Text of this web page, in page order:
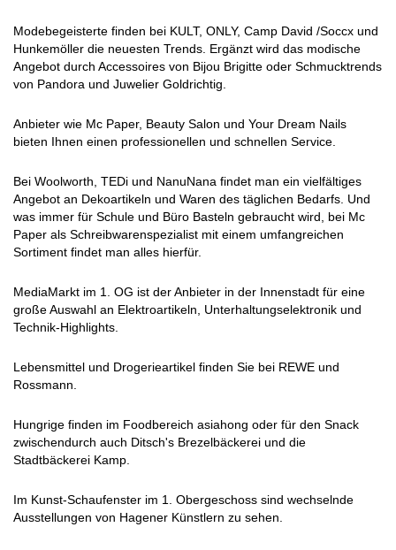
Modebegeisterte finden bei KULT, ONLY, Camp David /Soccx und
Hunkemöller die neuesten Trends. Ergänzt wird das modische
Angebot durch Accessoires von Bijou Brigitte oder Schmucktrends
von Pandora und Juwelier Goldrichtig.
Anbieter wie Mc Paper, Beauty Salon und Your Dream Nails
bieten Ihnen einen professionellen und schnellen Service.
Bei Woolworth, TEDi und NanuNana findet man ein vielfältiges
Angebot an Dekoartikeln und Waren des täglichen Bedarfs. Und
was immer für Schule und Büro Basteln gebraucht wird, bei Mc
Paper als Schreibwarenspezialist mit einem umfangreichen
Sortiment findet man alles hierfür.
MediaMarkt im 1. OG ist der Anbieter in der Innenstadt für eine
große Auswahl an Elektroartikeln, Unterhaltungselektronik und
Technik-Highlights.
Lebensmittel und Drogerieartikel finden Sie bei REWE und
Rossmann.
Hungrige finden im Foodbereich asiahong oder für den Snack
zwischendurch auch Ditsch's Brezelbäckerei und die
Stadtbäckerei Kamp.
Im Kunst-Schaufenster im 1. Obergeschoss sind wechselnde
Ausstellungen von Hagener Künstlern zu sehen.